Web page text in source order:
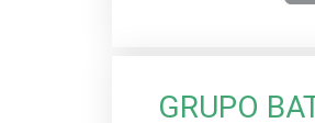
GRUPO